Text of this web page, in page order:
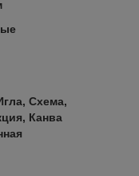
Схема,
Канва